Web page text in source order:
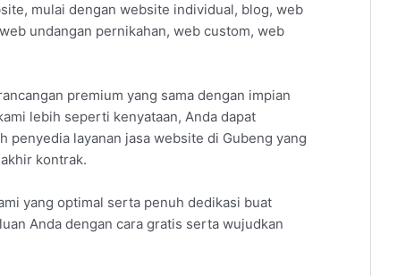
mulai dengan website individual, blog, web
undangan pernikahan, web custom, web
premium yang sama dengan impian
lebih seperti kenyataan, Anda dapat
penyedia layanan jasa website di Gubeng yang
kontrak.
yang optimal serta penuh dedikasi buat
Anda dengan cara gratis serta wujudkan